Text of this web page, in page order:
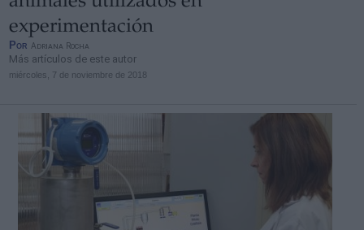
experimentación
Por Adriana Rocha
Más artículos de este autor
miércoles, 7 de noviembre de 2018
link
Información adicional
link